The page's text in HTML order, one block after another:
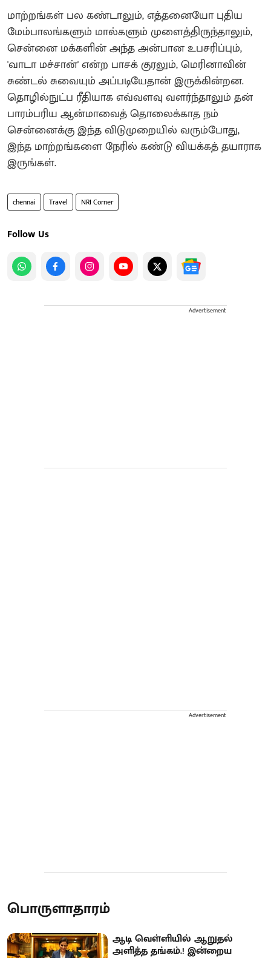
மாற்றங்கள் பல கண்டாலும், எத்தனையோ புதிய
மேம்பாலங்களும் மால்களும் முளைத்திருந்தாலும்,
சென்னை மக்களின் அந்த அன்பான உபசரிப்பும்,
'வாடா மச்சான்' என்ற பாசக் குரலும், மெரினாவின்
சுண்டல் சுவையும் அப்படியேதான் இருக்கின்றன.
தொழில்நுட்ப ரீதியாக எவ்வளவு வளர்ந்தாலும் தன்
பாரம்பரிய ஆன்மாவைத் தொலைக்காத நம்
சென்னைக்கு இந்த விடுமுறையில் வரும்போது,
இந்த மாற்றங்களை நேரில் கண்டு வியக்கத் தயாராக
இருங்கள்.
chennai Travel NRI Corner
Follow Us
Advertisement
Advertisement
பொருளாதாரம்
ஆடி வெள்ளியில் ஆறுதல்
அளித்த தங்கம்.! இன்றைய